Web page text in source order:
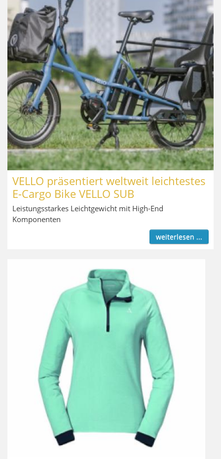
VELLO präsentiert weltweit leichtestes
E-Cargo Bike VELLO SUB
Leistungsstarkes Leichtgewicht mit High-End
Komponenten
weiterlesen ...